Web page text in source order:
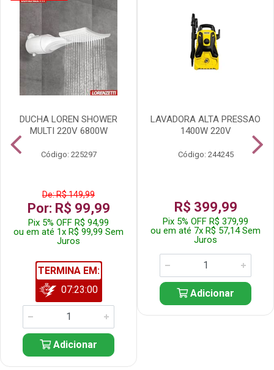
DUCHA LOREN SHOWER
MULTI 220V 6800W
Código: 225297
De: R$ 149,99
Por: R$ 99,99
Pix 5% OFF R$ 94,99
ou em até 1x R$ 99,99 Sem
Juros
Adicionar
TERMINA EM:
07:22:59
LAVADORA ALTA PRESSAO
1400W 220V
Código: 244245
R$ 399,99
Pix 5% OFF R$ 379,99
ou em até 7x R$ 57,14 Sem
Juros
Adicionar